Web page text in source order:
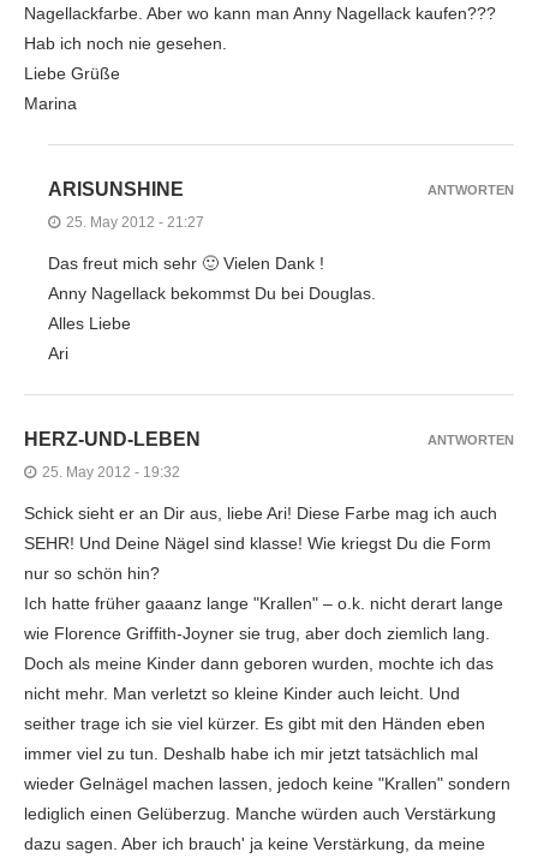
Nagellackfarbe. Aber wo kann man Anny Nagellack kaufen???
Hab ich noch nie gesehen.
Liebe Grüße
Marina
ARISUNSHINE
25. May 2012 - 21:27
Das freut mich sehr 🙂 Vielen Dank !
Anny Nagellack bekommst Du bei Douglas.
Alles Liebe
Ari
ANTWORTEN
HERZ-UND-LEBEN
25. May 2012 - 19:32
Schick sieht er an Dir aus, liebe Ari! Diese Farbe mag ich auch
SEHR! Und Deine Nägel sind klasse! Wie kriegst Du die Form
nur so schön hin?
Ich hatte früher gaaanz lange "Krallen" – o.k. nicht derart lange
wie Florence Griffith-Joyner sie trug, aber doch ziemlich lang.
Doch als meine Kinder dann geboren wurden, mochte ich das
nicht mehr. Man verletzt so kleine Kinder auch leicht. Und
seither trage ich sie viel kürzer. Es gibt mit den Händen eben
immer viel zu tun. Deshalb habe ich mir jetzt tatsächlich mal
wieder Gelnägel machen lassen, jedoch keine "Krallen" sondern
lediglich einen Gelüberzug. Manche würden auch Verstärkung
dazu sagen. Aber ich brauch' ja keine Verstärkung, da meine
ANTWORTEN